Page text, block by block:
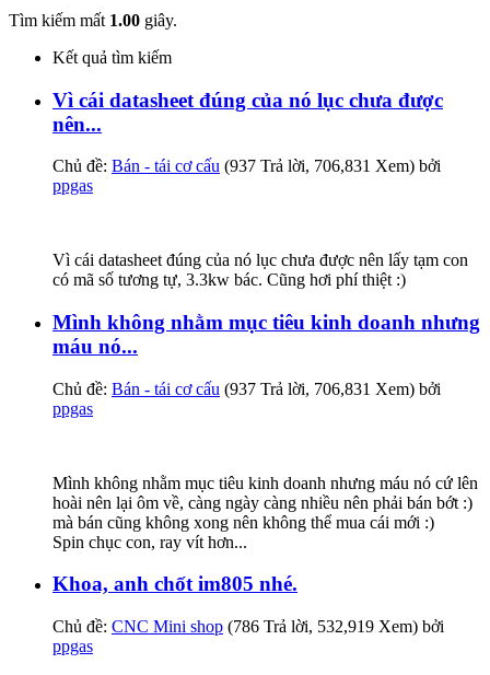
Tìm kiếm mất 1.00 giây.
Kết quả tìm kiếm
Vì cái datasheet đúng của nó lục chưa được
nên...
Chủ đề: Bán - tái cơ cấu (937 Trả lời, 706,831 Xem) bởi
ppgas
Vì cái datasheet đúng của nó lục chưa được nên lấy tạm con
có mã số tương tự, 3.3kw bác. Cũng hơi phí thiệt :)
Mình không nhằm mục tiêu kinh doanh nhưng
máu nó...
Chủ đề: Bán - tái cơ cấu (937 Trả lời, 706,831 Xem) bởi
ppgas
Mình không nhằm mục tiêu kinh doanh nhưng máu nó cứ lên
hoài nên lại ôm về, càng ngày càng nhiều nên phải bán bớt :)
mà bán cũng không xong nên không thể mua cái mới :)
Spin chục con, ray vít hơn...
Khoa, anh chốt im805 nhé.
Chủ đề: CNC Mini shop (786 Trả lời, 532,919 Xem) bởi
ppgas